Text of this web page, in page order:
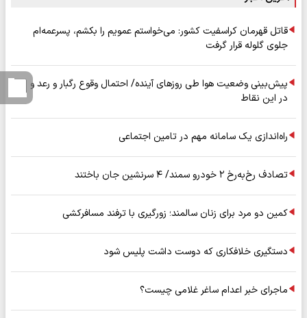
قاتل قهرمان کراسفیت کشور: می‌خواستم عمویم را بکشم، پسرعمه‌ام
جلوی گلوله قرار گرفت
پیش‌بینی وضعیت هوا طی روزهای آینده/ احتمال وقوع رگبار و رعد و برق
در این نقاط
راه‌اندازی یک سامانه مهم در تامین اجتماعی
تصادف رخ‌به‌رخ ۲ خودرو سمند/ ۴ سرنشین جان باختند
کمین دو مرد برای زنان سالمند؛ زورگیری با ترفند مسافرکشی
دستگیری خلافکاری که دوست داشت پلیس شود
ماجرای خبر اعدام ساغر غلامی چیست؟